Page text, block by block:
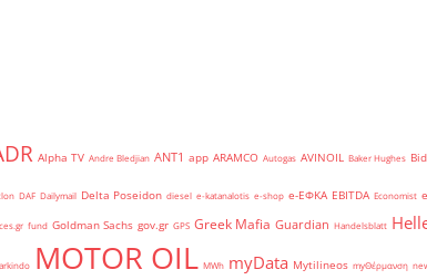
Alpha TV Andre Bledjian ANT1 app ARAMCO Autogas AVINOIL Baker Hughes
DAF Dailymail Delta Poseidon diesel e-katanalotis e-shop e-ΕΦΚΑ EBITDA Economist
fund Goldman Sachs gov.gr GPS Greek Mafia Guardian Handelsblatt
MOTOR OIL MWh myData Mytilineos myΘέρμανση